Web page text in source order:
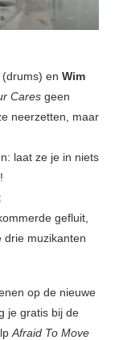
(drums) en Wim
Cares geen
neerzetten, maar
laat ze je in niets
gefluit,
drie muzikanten
op de nieuwe
je gratis bij de
Afraid To Move